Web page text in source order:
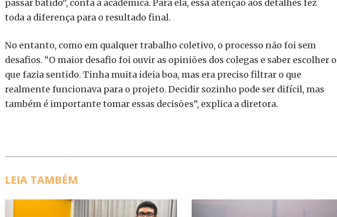
passar batido”, conta a acadêmica. Para ela, essa atenção aos detalhes fez
toda a diferença para o resultado final.
No entanto, como em qualquer trabalho coletivo, o processo não foi sem
desafios. “O maior desafio foi ouvir as opiniões dos colegas e saber escolher o
que fazia sentido. Tinha muita ideia boa, mas era preciso filtrar o que
realmente funcionava para o projeto. Decidir sozinho pode ser difícil, mas
também é importante tomar essas decisões”, explica a diretora.
LEIA TAMBÉM